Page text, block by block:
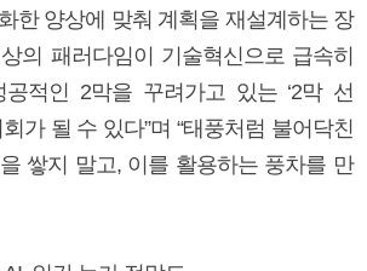
한 양상에 맞춰 계획을 재설계하는 장
의 패러다임이 기술혁신으로 급속히
적인 2막을 꾸려가고 있는 ‘2막 선
회가 될 수 있다”며 “태풍처럼 불어닥친
쌓지 말고, 이를 활용하는 풍차를 만